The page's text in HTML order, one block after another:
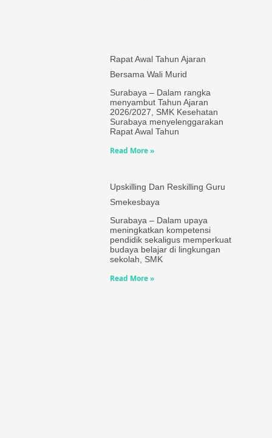
Rapat Awal Tahun Ajaran
Bersama Wali Murid
Surabaya – Dalam rangka
menyambut Tahun Ajaran
2026/2027, SMK Kesehatan
Surabaya menyelenggarakan
Rapat Awal Tahun
Read More »
Upskilling Dan Reskilling Guru
Smekesbaya
Surabaya – Dalam upaya
meningkatkan kompetensi
pendidik sekaligus memperkuat
budaya belajar di lingkungan
sekolah, SMK
Read More »